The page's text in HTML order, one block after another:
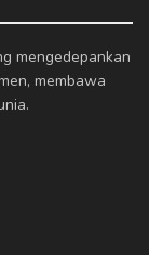
mengedepankan
membawa